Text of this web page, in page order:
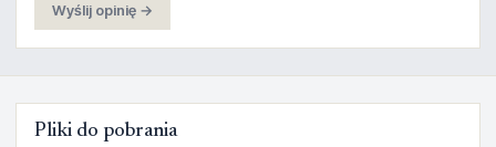
Wyślij opinię →
Pliki do pobrania